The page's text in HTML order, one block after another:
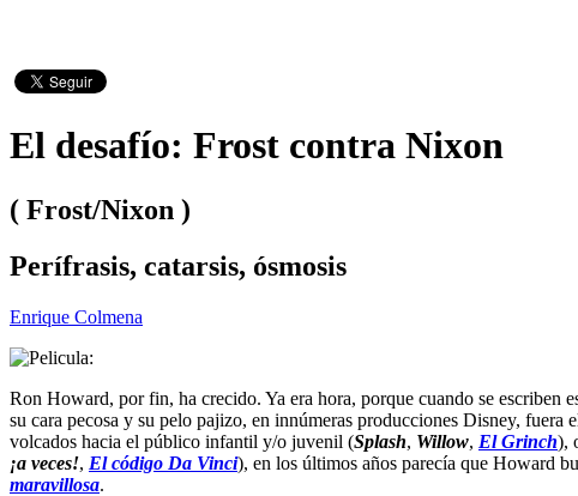
El desafío: Frost contra Nixon
( Frost/Nixon )
Perífrasis, catarsis, ósmosis
Enrique Colmena
Ron Howard, por fin, ha crecido. Ya era hora, porque cuando se escriben
su cara pecosa y su pelo pajizo, en innúmeras producciones Disney,
volcados hacia el público infantil y/o juvenil (Splash, Willow, El Grinch),
¡a veces!, El código Da Vinci), en los últimos años parecía que Howard
maravillosa.